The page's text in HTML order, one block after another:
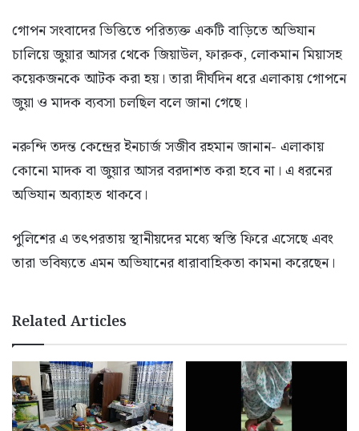
গোপন সংবাদের ভিত্তিতে পরিত্যক্ত একটি বাড়িতে অভিযান
চালিয়ে জুয়ার আসর থেকে জিয়াউল, ফারুক, লোকমান মিয়াসহ
কয়েকজনকে আটক করা হয়। তারা দীর্ঘদিন ধরে এলাকায় গোপনে
জুয়া ও মাদক ব্যবসা চলছিল বলে জানা গেছে।
নরুন্দি তদন্ত কেন্দ্রের ইনচার্জ সজীব রহমান জানান- এলাকায়
কোনো মাদক বা জুয়ার আসর বরদাশত করা হবে না। এ ধরনের
অভিযান অব্যাহত থাকবে।
পুলিশের এ তৎপরতায় স্থানীয়দের মধ্যে স্বস্তি ফিরে এসেছে এবং
তারা ভবিষ্যতে এমন অভিযানের ধারাবাহিকতা কামনা করেছেন।
Related Articles